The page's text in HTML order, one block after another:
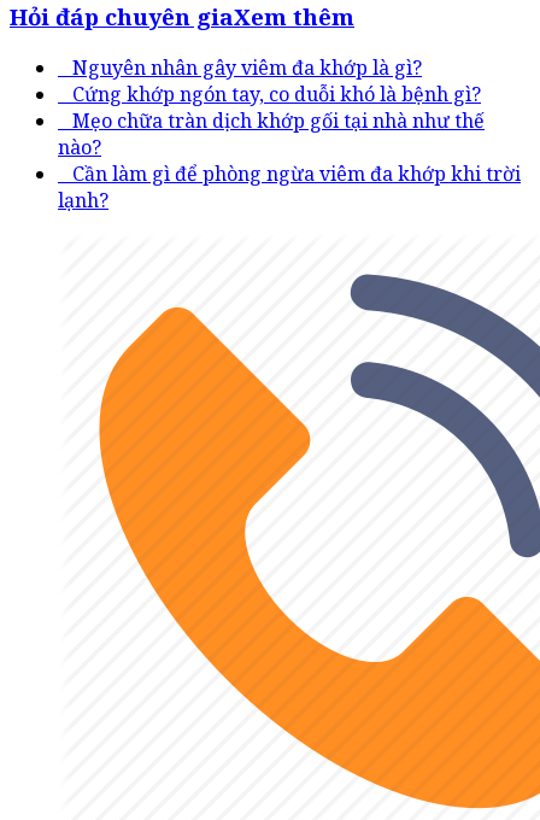
Hỏi đáp chuyên giaXem thêm
Nguyên nhân gây viêm đa khớp là gì?
Cứng khớp ngón tay, co duỗi khó là bệnh gì?
Mẹo chữa tràn dịch khớp gối tại nhà như thế
nào?
Cần làm gì để phòng ngừa viêm đa khớp khi trời
lạnh?